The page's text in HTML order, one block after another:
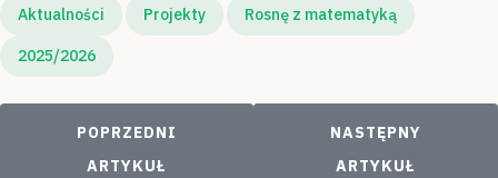
Aktualności Projekty Rosnę z matematyką
2025/2026
POPRZEDNI ARTYKUŁ: „MATEMATYKA W
POPRZEDNI
ARTYKUŁ
NASTĘPNY
NASTĘPNY
ARTYKUŁ